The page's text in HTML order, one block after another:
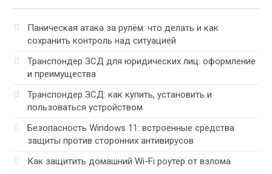
Паническая атака за рулём: что делать и как
сохранить контроль над ситуацией
Транспондер ЗСД для юридических лиц: оформление
и преимущества
Транспондер ЗСД: как купить, установить и
пользоваться устройством
Безопасность Windows 11: встроенные средства
защиты против сторонних антивирусов
Как защитить домашний Wi-Fi роутер от взлома